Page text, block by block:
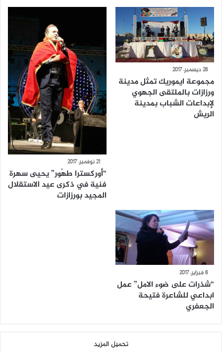
26 ديسمبر، 2017
مجموعة ايموريك تمثل مدينة
ورزازات بالملتقى الجهوي
لإبداعات الشباب بمدينة
الريش
21 نوفمبر، 2017
“أوركسترا طهُور” يحيى سهرة
فنية في ذكرى عيد الاستقلال
المجيد بورزازات
6 فبراير، 2017
“شذرات على ضوء الامل” عمل
ابداعي للشاعرة فتيحة
الجعفري
تحميل المزيد